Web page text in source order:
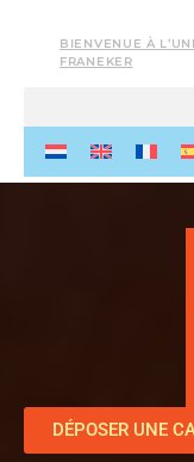
BIENVENUE À
FRANEKER
DÉPOSER UNE